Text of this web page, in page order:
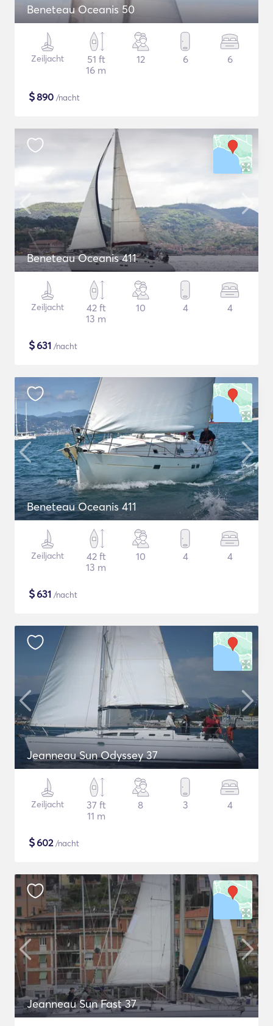
Beneteau Oceanis 50
Zeiljacht
51 ft
16 m
12 6 6
$890 /nacht
Beneteau Oceanis 411
Zeiljacht
42 ft
13 m
10 4 4
$631 /nacht
Beneteau Oceanis 411
Zeiljacht
42 ft
13 m
10 4 4
$631 /nacht
Jeanneau Sun Odyssey 37
Zeiljacht
37 ft
11 m
8 3 4
$602/nacht
Jeanneau Sun Fast 37